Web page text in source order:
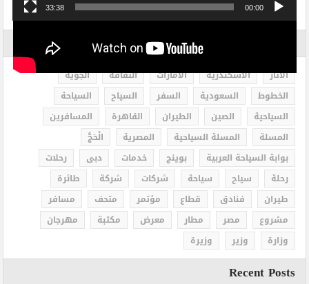
00:00
33:38
الاثار الاسكندرية الامارات الثقافة
الجوية
الخطوط
السعودية السفر السياح
السياحة
السياحية
الصين الطيران القاهرة
المسافرين
المسلة
المسلة السياحية المصرية
الْحَجُّ
بوابة السياحة العربية
بوينج خدمات دبى
رحلات
رحلة
سياح سياحة شركات شركة
طائرة
طيران
فنادق قطاع مؤتمر متحف
مسافر
مشروع
مصر مطار معرض مكتبة
مهرجان
وزارة
وزير وزيرة
Recent Posts